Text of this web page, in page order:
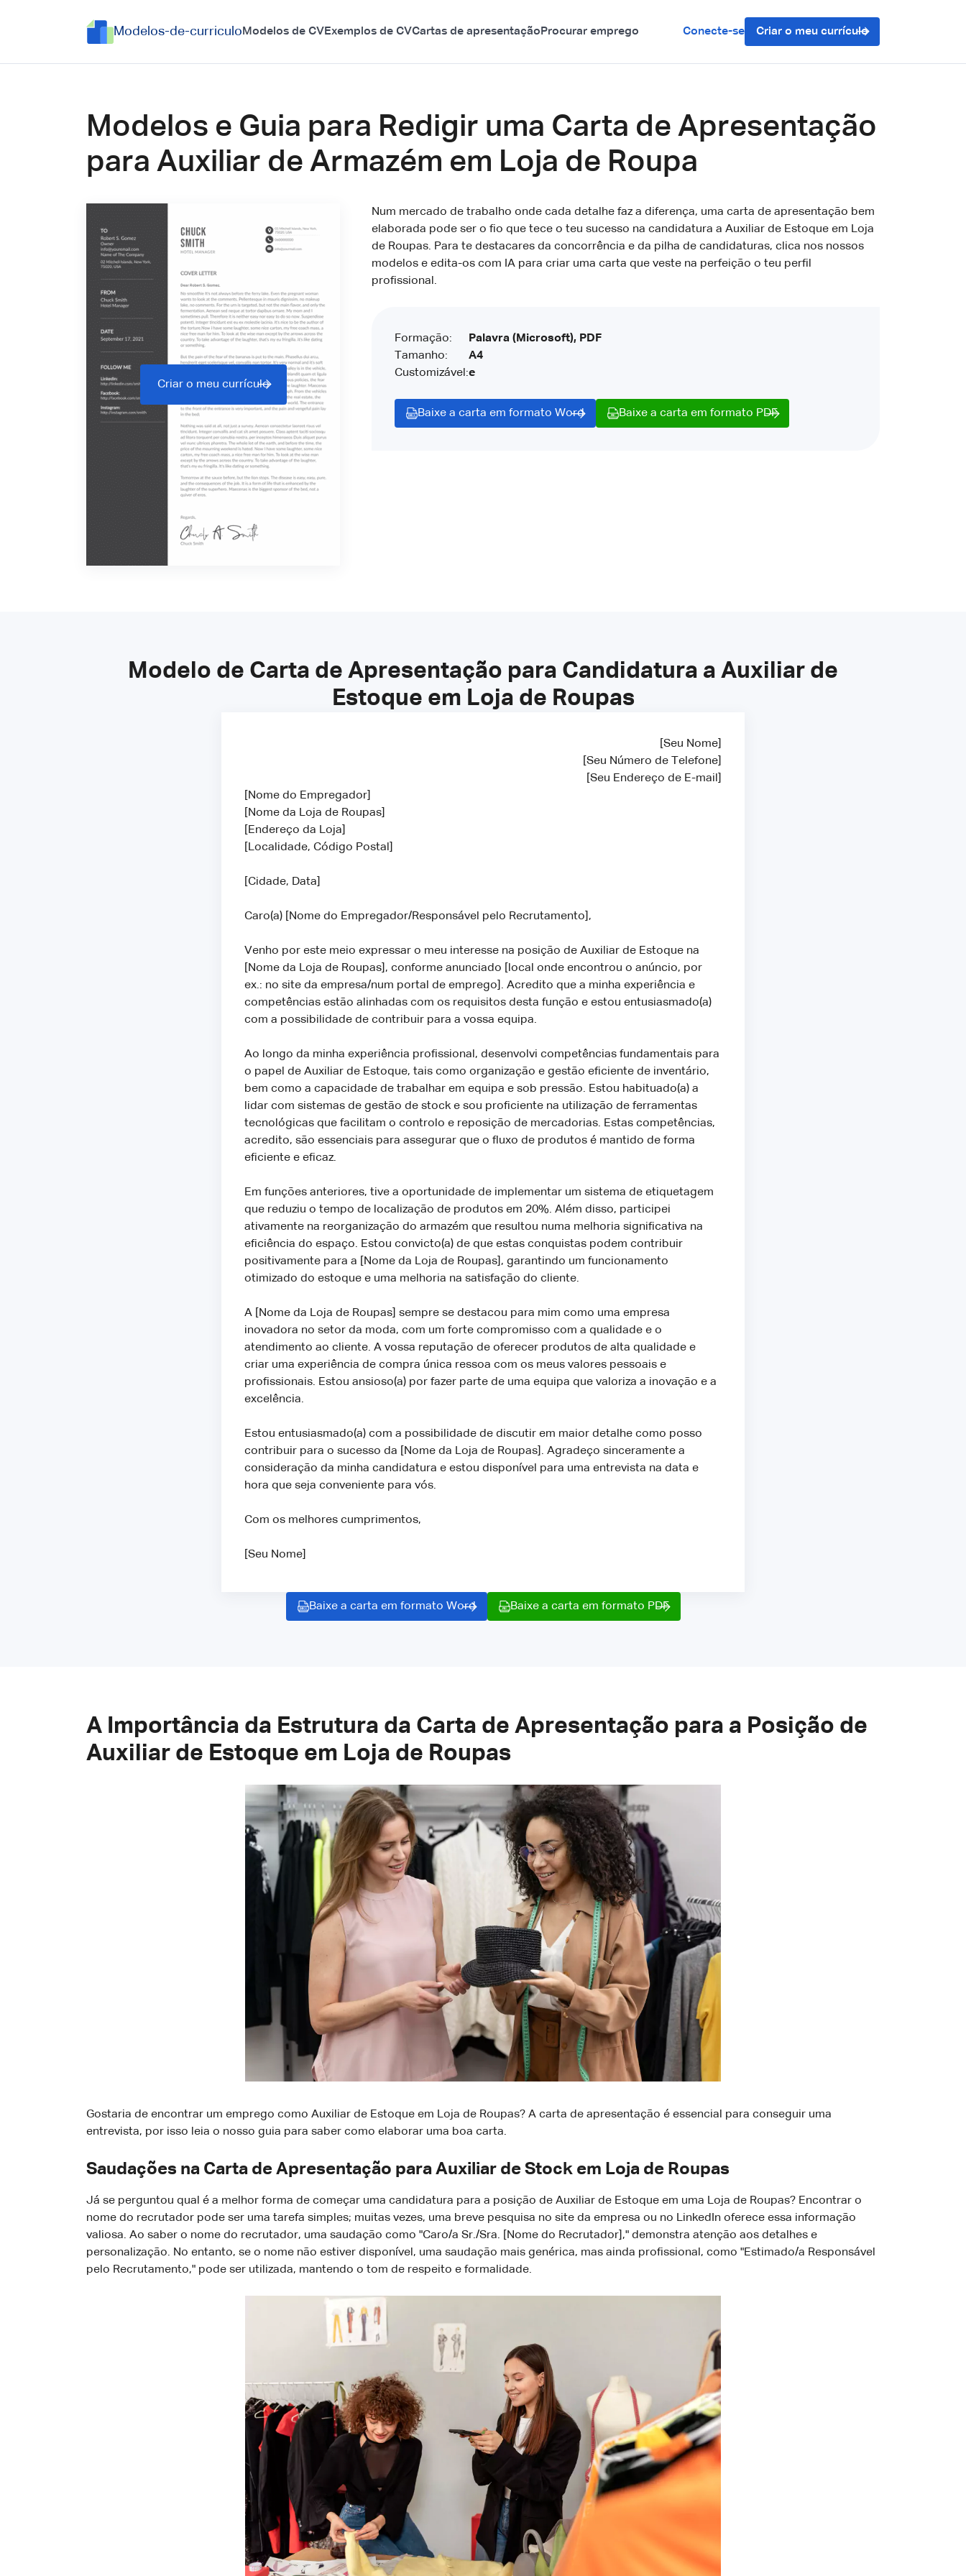
Modelos-de-curriculo Modelos de CVExemplos de CVCartas de apresentação Procurar emprego Conecte-se Criar o meu currículo
Modelos e Guia para Redigir uma Carta de Apresentação
para Auxiliar de Armazém em Loja de Roupa
Criar o meu currículo
Num mercado de trabalho onde cada detalhe faz a diferença, uma carta de apresentação bem
elaborada pode ser o fio que tece o teu sucesso na candidatura a Auxiliar de Estoque em Loja
de Roupas. Para te destacares da concorrência e da pilha de candidaturas, clica nos nossos
modelos e edita-os com IA para criar uma carta que veste na perfeição o teu perfil
profissional.
Formação:
Tamanho:
Customizável:
Palavra (Microsoft), PDF
A4
e
Baixe a carta em formato Word Baixe a carta em formato PDF
Modelo de Carta de Apresentação para Candidatura a Auxiliar de
Estoque em Loja de Roupas
[Seu Nome]
[Seu Número de Telefone]
[Seu Endereço de E-mail]
[Nome do Empregador]
[Nome da Loja de Roupas]
[Endereço da Loja]
[Localidade, Código Postal]
[Cidade, Data]
Caro(a) [Nome do Empregador/Responsável pelo Recrutamento],
Venho por este meio expressar o meu interesse na posição de Auxiliar de Estoque na
[Nome da Loja de Roupas], conforme anunciado [local onde encontrou o anúncio, por
ex.: no site da empresa/num portal de emprego]. Acredito que a minha experiência e
competências estão alinhadas com os requisitos desta função e estou entusiasmado(a)
com a possibilidade de contribuir para a vossa equipa.
Ao longo da minha experiência profissional, desenvolvi competências fundamentais para
o papel de Auxiliar de Estoque, tais como organização e gestão eficiente de inventário,
bem como a capacidade de trabalhar em equipa e sob pressão. Estou habituado(a) a
lidar com sistemas de gestão de stock e sou proficiente na utilização de ferramentas
tecnológicas que facilitam o controlo e reposição de mercadorias. Estas competências,
acredito, são essenciais para assegurar que o fluxo de produtos é mantido de forma
eficiente e eficaz.
Em funções anteriores, tive a oportunidade de implementar um sistema de etiquetagem
que reduziu o tempo de localização de produtos em 20%. Além disso, participei
ativamente na reorganização do armazém que resultou numa melhoria significativa na
eficiência do espaço. Estou convicto(a) de que estas conquistas podem contribuir
positivamente para a [Nome da Loja de Roupas], garantindo um funcionamento
otimizado do estoque e uma melhoria na satisfação do cliente.
A [Nome da Loja de Roupas] sempre se destacou para mim como uma empresa
inovadora no setor da moda, com um forte compromisso com a qualidade e o
atendimento ao cliente. A vossa reputação de oferecer produtos de alta qualidade e
criar uma experiência de compra única ressoa com os meus valores pessoais e
profissionais. Estou ansioso(a) por fazer parte de uma equipa que valoriza a inovação e a
excelência.
Estou entusiasmado(a) com a possibilidade de discutir em maior detalhe como posso
contribuir para o sucesso da [Nome da Loja de Roupas]. Agradeço sinceramente a
consideração da minha candidatura e estou disponível para uma entrevista na data e
hora que seja conveniente para vós.
Com os melhores cumprimentos,
[Seu Nome]
Baixe a carta em formato Word Baixe a carta em formato PDF
A Importância da Estrutura da Carta de Apresentação para a Posição de
Auxiliar de Estoque em Loja de Roupas
Gostaria de encontrar um emprego como Auxiliar de Estoque em Loja de Roupas? A carta de apresentação é essencial para conseguir uma
entrevista, por isso leia o nosso guia para saber como elaborar uma boa carta.
Saudações na Carta de Apresentação para Auxiliar de Stock em Loja de Roupas
Já se perguntou qual é a melhor forma de começar uma candidatura para a posição de Auxiliar de Estoque em uma Loja de Roupas? Encontrar o
nome do recrutador pode ser uma tarefa simples; muitas vezes, uma breve pesquisa no site da empresa ou no LinkedIn oferece essa informação
valiosa. Ao saber o nome do recrutador, uma saudação como "Caro/a Sr./Sra. [Nome do Recrutador]," demonstra atenção aos detalhes e
personalização. No entanto, se o nome não estiver disponível, uma saudação mais genérica, mas ainda profissional, como "Estimado/a Responsável
pelo Recrutamento," pode ser utilizada, mantendo o tom de respeito e formalidade.